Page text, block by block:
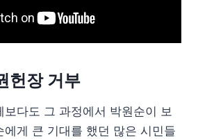
헌장 거부
보다도 그 과정에서 박원순이 보
에게 큰 기대를 했던 많은 시민들